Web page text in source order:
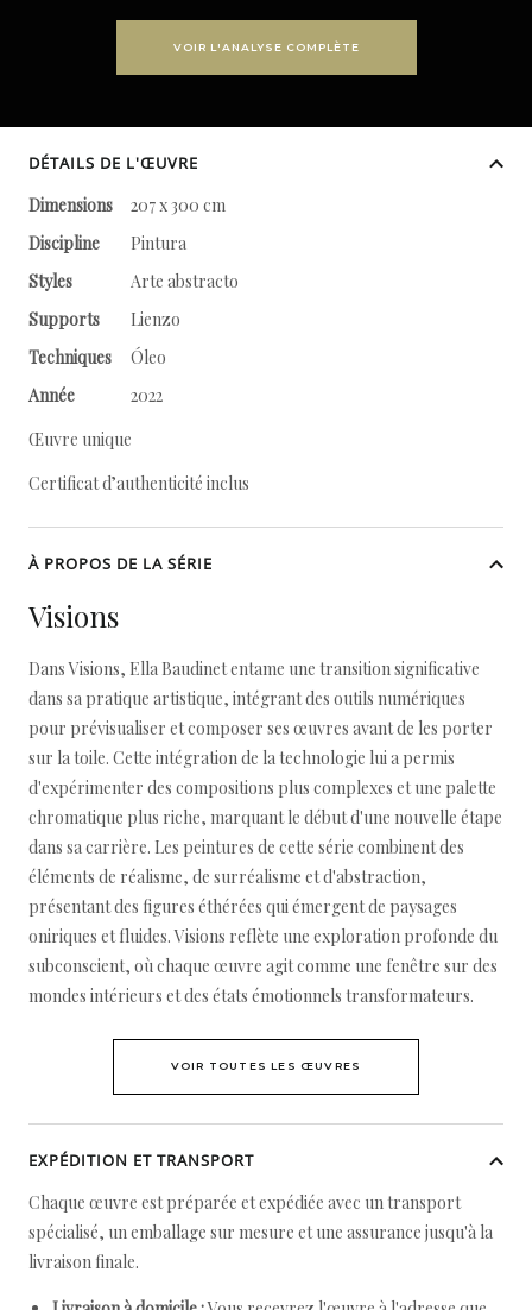
VOIR L'ANALYSE COMPLÈTE
DÉTAILS DE L'ŒUVRE
Dimensions
207 x 300 cm
Discipline
Pintura
Styles
Arte abstracto
Supports
Lienzo
Techniques
Óleo
Année
2022
Œuvre unique
Certificat d’authenticité inclus
À PROPOS DE LA SÉRIE
Visions
Dans Visions, Ella Baudinet entame une transition significative
dans sa pratique artistique, intégrant des outils numériques
pour prévisualiser et composer ses œuvres avant de les porter
sur la toile. Cette intégration de la technologie lui a permis
d'expérimenter des compositions plus complexes et une palette
chromatique plus riche, marquant le début d'une nouvelle étape
dans sa carrière. Les peintures de cette série combinent des
éléments de réalisme, de surréalisme et d'abstraction,
présentant des figures éthérées qui émergent de paysages
oniriques et fluides. Visions reflète une exploration profonde du
subconscient, où chaque œuvre agit comme une fenêtre sur des
mondes intérieurs et des états émotionnels transformateurs.
VOIR TOUTES LES ŒUVRES
EXPÉDITION ET TRANSPORT
Chaque œuvre est préparée et expédiée avec un transport
spécialisé, un emballage sur mesure et une assurance jusqu'à la
livraison finale.